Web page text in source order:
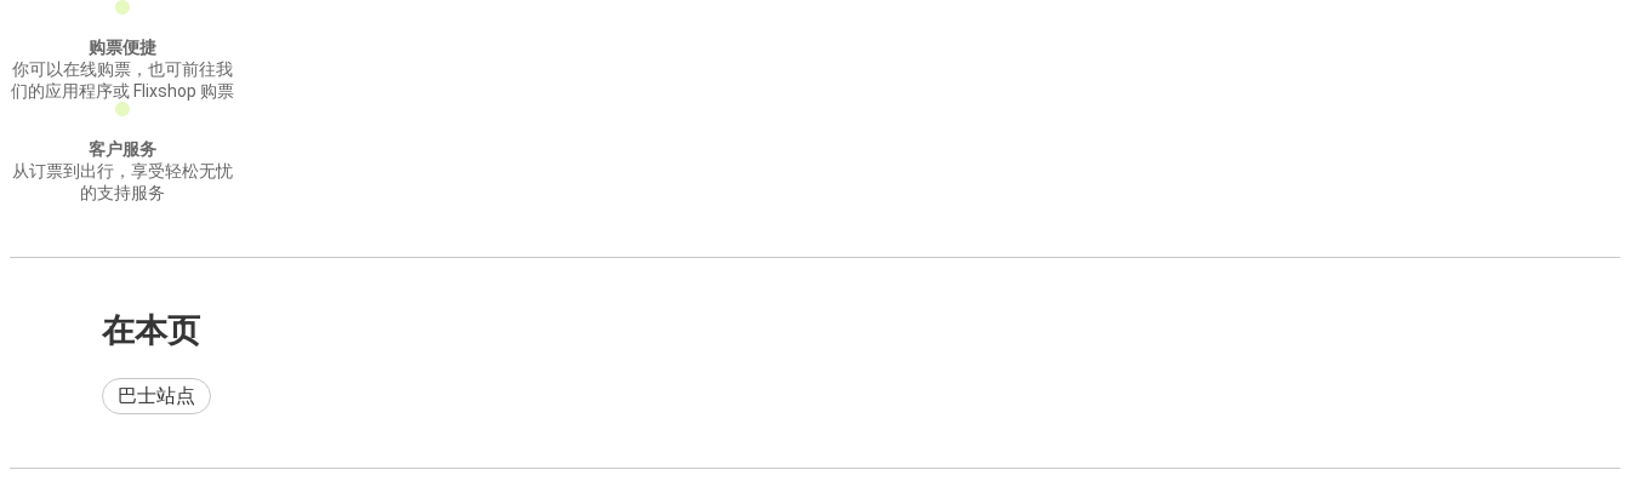
购票便捷
你可以在线购票，也可前往我
们的应用程序或 Flixshop 购票
客户服务
从订票到出行，享受轻松无忧
的支持服务
在本页
巴士站点